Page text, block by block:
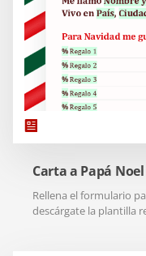
Carta a Papá Noel
Rellena el formulario
descárgate la plantilla